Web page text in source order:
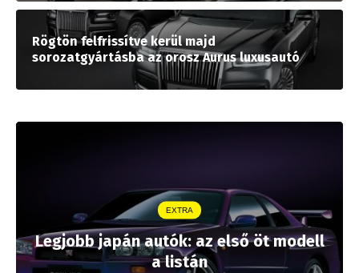
Rögtön felfrissítve kerül majd
sorozatgyártásba az orosz Aurus luxusautó
EXTRA
Legjobb japán autók: az első öt modell
a listán